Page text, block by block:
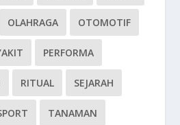
OLAHRAGA OTOMOTIF
PERFORMA
RITUAL SEJARAH
TANAMAN